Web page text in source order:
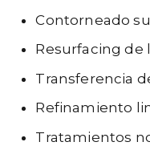
Contorneado
Resurfacing de
Transferencia
Refinamiento
Tratamientos